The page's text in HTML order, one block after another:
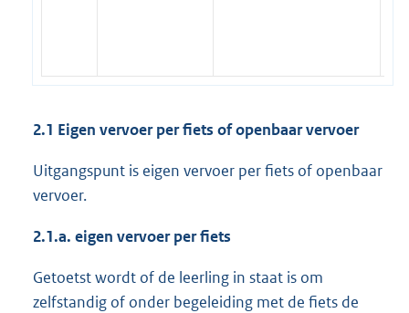
2.1 Eigen vervoer per fiets of openbaar vervoer
Uitgangspunt is eigen vervoer per fiets of openbaar
vervoer.
2.1.a. eigen vervoer per fiets
Getoetst wordt of de leerling in staat is om
zelfstandig of onder begeleiding met de fiets de